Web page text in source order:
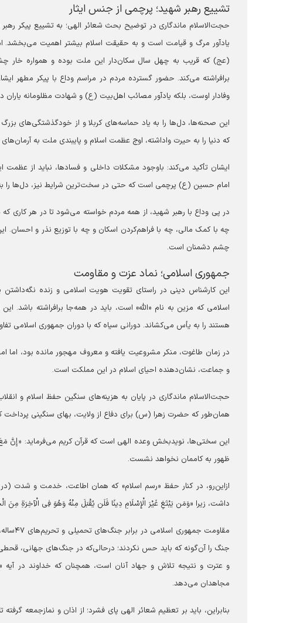
‏‏تشییع رهبر شهید؛ پرچمی از جنس ایثار
حجت‌الاسلام ماندگاری در توضیح بحث شعائر الهی؛ به تشییع پیکر
یادآور مرگ و قیامت است و به حقیقت اسلام بیشتر اهمیت می‌بخشد.
(عج) که قریب به چهل سال سکان‌دار این ملت بوده و همواره خار
برافراشته می‌کند. حضور گسترده مردم در مراسم وداع با پیکر مطهر
وفادار اوست، بلکه یادآور مصائب اهل‌بیت (ع) و شهادت مظلومانه
این صحنه‌ها، دل‌ها را به یاد حماسه‌های کربلا و از خودگذشتگی‌های
که دنیا را به حیرت واداشته، اوج عظمت اسلام و پایبندی ملت به
ایشان تأکید می‌کند: باوجود مشکلات داخلی و فسادها، نباید از
امام حسین (ع) پرچمی است که حتی در سخت‌ترین شرایط نیز، دل‌ها را
در پی وداع با رهبر شهید، از همه مردم خواسته می‌شود تا در هر کاری که
چه با کمک مالی، چه با فراهم‌کردن اسکان و چه با توزیع نذر و احسان.
چشم دشمنان است.
‏جمهوری اسلامی؛ نماد عزت و مقاومت
‏این کارشناس دینی در راستای تقویت هویت اسلامی و زنده
اسلامی که مزین به نام «الله» است، باید در همه‌جا برافراشته
هستند را به یأس می‌کشاند. دورانی سیاه که با دوران جمهوری اسلامی
در زمان طاغوت، منکر مشروعیت یافته و معروف مهجور مانده بود، اما
و جماعت، نشان‌دهنده احیای اسلام در این مملکت است.
حجت‌الاسلام ماندگاری در پایان به هزینه‌های سنگین حفظ اسلام و
همان‌طور که حضرت زهرا (س) برای دفاع از ولایت، بهای سنگینی پرداخت کردند و ملت ایران نیز در
ظهور به کاممان نخواهد نشست.
ازاین‌رو، در کنار حفظ «رسم اسلام» که همان اطاعت، خدمت و شدت
داشت، زیرا «وَمَن یَبْتَغِ غَیْرَ الْإِسْلَامِ دِینًا فَلَن یُقْبَلَ مِنْهُ وَهُوَ فِی الْآخِرَةِ مِنَ
جنگ را آن‌گونه که باید حس نکردند؛ درحالی‌که در جنگ‌های جهانی،
مجاهدان می‌دهد.
بنابراین، باید بر تعظیم شعائر الهی پای فشرد؛ از اذان و نمازجمعه